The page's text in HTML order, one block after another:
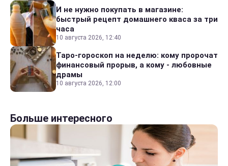
И не нужно покупать в магазине:
быстрый рецепт домашнего кваса за три
часа
10 августа 2026, 12:40
Таро-гороскоп на неделю: кому пророчат
финансовый прорыв, а кому - любовные
драмы
10 августа 2026, 12:00
Больше интересного